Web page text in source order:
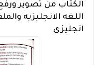
الكتاب من تصوير
انجليزى